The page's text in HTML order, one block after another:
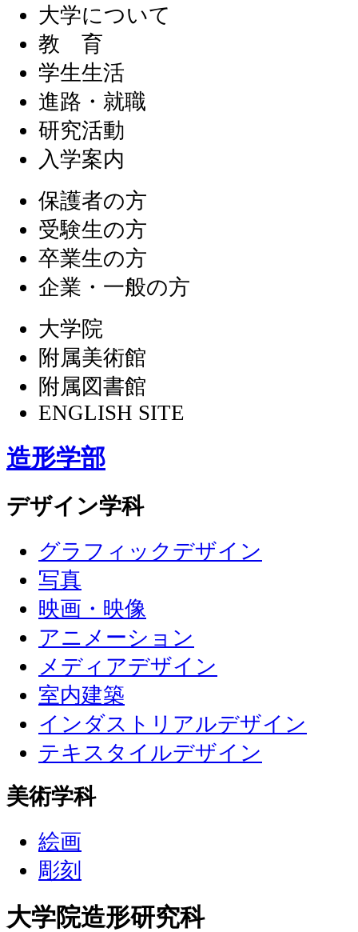
大学について
教 育
学生生活
進路・就職
研究活動
入学案内
保護者の方
受験生の方
卒業生の方
企業・一般の方
大学院
附属美術館
附属図書館
ENGLISH SITE
造形学部
デザイン学科
グラフィックデザイン
写真
映画・映像
アニメーション
メディアデザイン
室内建築
インダストリアルデザイン
テキスタイルデザイン
美術学科
絵画
彫刻
大学院造形研究科